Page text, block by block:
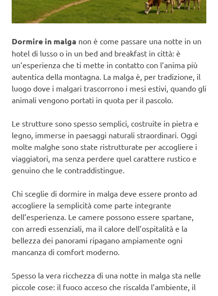
Dormire in malga non è come passare una notte in un
hotel di lusso o in un bed and breakfast in città: è
un’esperienza che ti mette in contatto con l’anima più
autentica della montagna. La malga è, per tradizione, il
luogo dove i malgari trascorrono i mesi estivi, quando gli
animali vengono portati in quota per il pascolo.
Le strutture sono spesso semplici, costruite in pietra e
legno, immerse in paesaggi naturali straordinari. Oggi
molte malghe sono state ristrutturate per accogliere i
viaggiatori, ma senza perdere quel carattere rustico e
genuino che le contraddistingue.
Chi sceglie di dormire in malga deve essere pronto ad
accogliere la semplicità come parte integrante
dell’esperienza. Le camere possono essere spartane,
con arredi essenziali, ma il calore dell’ospitalità e la
bellezza dei panorami ripagano ampiamente ogni
mancanza di comfort moderno.
Spesso la vera ricchezza di una notte in malga sta nelle
piccole cose: il fuoco acceso che riscalda l’ambiente, il